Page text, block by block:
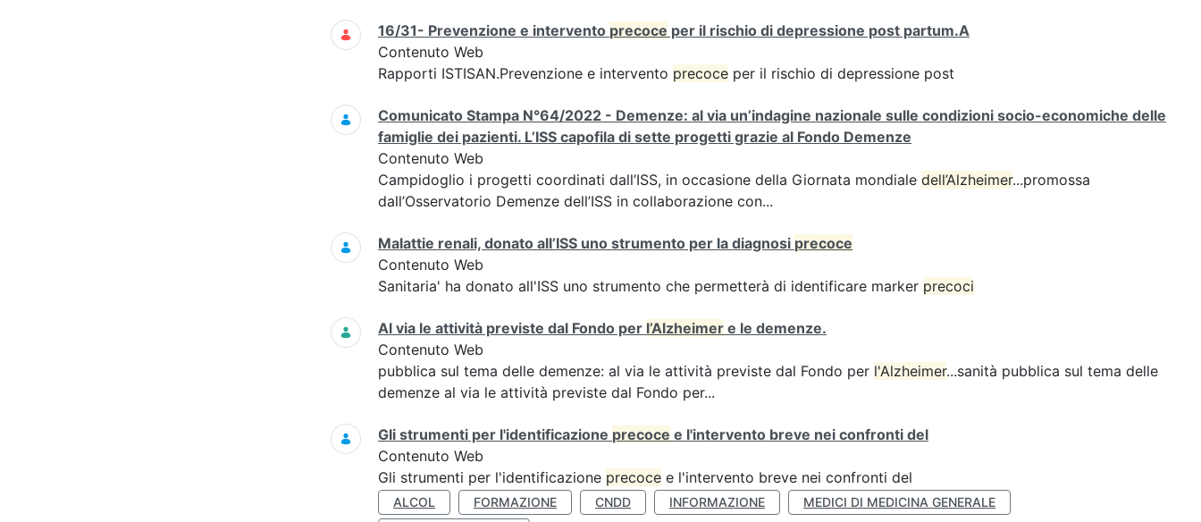
16/31- Prevenzione e intervento precoce per il rischio di depressione post partum.A
Contenuto Web
Rapporti ISTISAN.Prevenzione e intervento precoce per il rischio di depressione post
Comunicato Stampa N°64/2022 - Demenze: al via un’indagine nazionale sulle condizioni socio-economiche delle
famiglie dei pazienti. L’ISS capofila di sette progetti grazie al Fondo Demenze
Contenuto Web
Campidoglio i progetti coordinati dall’ISS, in occasione della Giornata mondiale dell’Alzheimer...promossa
dall’Osservatorio Demenze dell’ISS in collaborazione con...
Malattie renali, donato all’ISS uno strumento per la diagnosi precoce
Contenuto Web
Sanitaria' ha donato all'ISS uno strumento che permetterà di identificare marker precoci
Al via le attività previste dal Fondo per l’Alzheimer e le demenze.
Contenuto Web
pubblica sul tema delle demenze: al via le attività previste dal Fondo per l'Alzheimer...sanità pubblica sul tema delle
demenze al via le attività previste dal Fondo per...
Gli strumenti per l'identificazione precoce e l'intervento breve nei confronti del
Contenuto Web
Gli strumenti per l'identificazione precoce e l'intervento breve nei confronti del
ALCOL FORMAZIONE CNDD INFORMAZIONE MEDICI DI MEDICINA GENERALE